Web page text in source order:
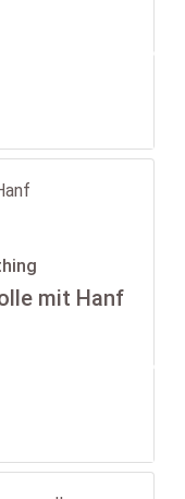
-35%
mit Hanf
-35%